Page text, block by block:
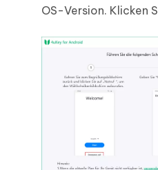
OS-Version. Klicken